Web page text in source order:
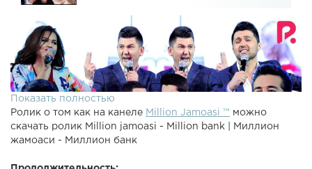
Показать полностью
Ролик о том как на канеле Million Jamoasi ™ можно
скачать ролик Million jamoasi - Million bank | Миллион
жамоаси - Миллион банк